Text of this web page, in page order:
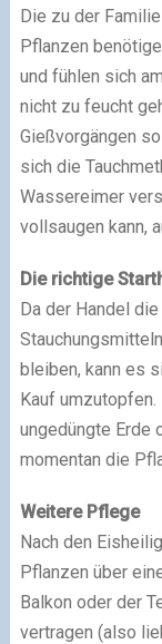
Die zu der
Pflanzen
und fühlen sich
nicht zu feucht
Gießvorgängen
sich die
Wassereimer
vollsaugen kann,
Die richtige
Da der Handel
bleiben, kann es
Kauf
ungedüngte Erde
momentan die
Weitere Pflege
Nach den
Pflanzen über
Balkon oder der
vertragen (also